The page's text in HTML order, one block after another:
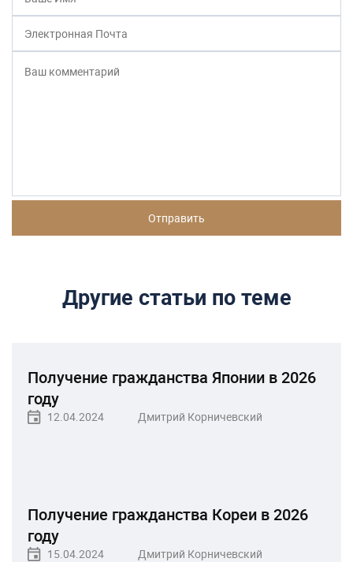
Другие статьи по теме
Получение гражданства Японии в 2026
году
12.04.2024 Дмитрий Корничевский
Получение гражданства Кореи в 2026
году
15.04.2024 Дмитрий Корничевский